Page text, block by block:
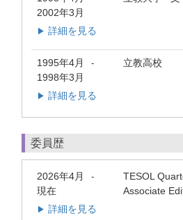
2002年3月
▶ 詳細を見る
1995年4月 -
1998年3月
立教高校
▶ 詳細を見る
委員歴
2026年4月 -
現在
TESOL
Associate
▶ 詳細を見る